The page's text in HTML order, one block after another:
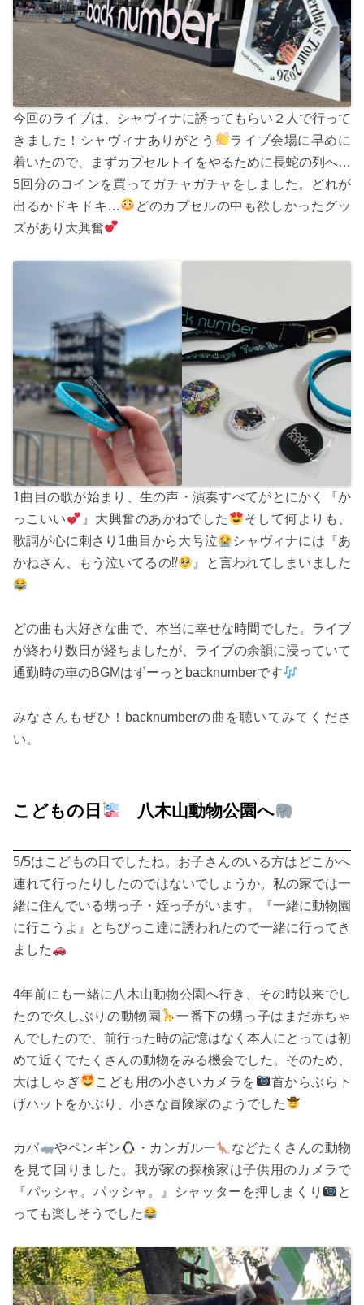
今回のライブは、シャヴィナに誘ってもらい２人で行って
きました！シャヴィナありがとう
ライブ会場に早めに
着いたので、まずカプセルトイをやるために長蛇の列へ…
5回分のコインを買ってガチャガチャをしました。どれが
出るかドキドキ…
どのカプセルの中も欲しかったグッ
ズがあり大興奮
1曲目の歌が始まり、生の声・演奏すべてがとにかく『か
っこいい
』大興奮のあかねでした
そして何よりも、
歌詞が心に刺さり1曲目から大号泣
シャヴィナには『あ
かねさん、もう泣いてるの⁉
』と言われてしまいました
どの曲も大好きな曲で、本当に幸せな時間でした。ライブ
が終わり数日が経ちましたが、ライブの余韻に浸っていて
通勤時の車のBGMはずーっとbacknumberです
みなさんもぜひ！backnumberの曲を聴いてみてくださ
い。
こどもの日 八木山動物公園へ
5/5はこどもの日でしたね。お子さんのいる方はどこかへ
連れて行ったりしたのではないでしょうか。私の家では一
緒に住んでいる甥っ子・姪っ子がいます。『一緒に動物園
に行こうよ』とちびっこ達に誘われたので一緒に行ってき
ました
4年前にも一緒に八木山動物公園へ行き、その時以来でし
たので久しぶりの動物園
一番下の甥っ子はまだ赤ちゃ
んでしたので、前行った時の記憶はなく本人にとっては初
めて近くでたくさんの動物をみる機会でした。そのため、
大はしゃぎ
こども用の小さいカメラを
首からぶら下
げハットをかぶり、小さな冒険家のようでした
カバ やペンギン ・カンガルー
などたくさんの動物
を見て回りました。我が家の探検家は子供用のカメラで
『パッシャ。パッシャ。』シャッターを押しまくり
と
っても楽しそうでした